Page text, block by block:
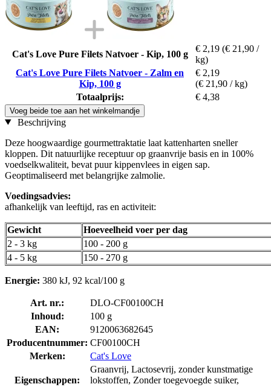
Cat's Love Pure Filets Natvoer - Kip, 100 g
€ 2,19 (€ 21,90 /
kg)
Cat's Love Pure Filets Natvoer - Zalm en
Kip, 100 g
€ 2,19
(€ 21,90 / kg)
Totaalprijs:
€ 4,38
Voeg beide toe aan het winkelmandje
Beschrijving
Deze hoogwaardige gourmettraktatie laat kattenharten sneller
kloppen. Dit natuurlijke receptuur op graanvrije basis en in 100%
voedselkwaliteit, bevat puur kippenvlees in eigen sap.
Geoptimaliseerd met belangrijke zalmolie.
Voedingsadvies:
afhankelijk van leeftijd, ras en activiteit:
Gewicht
Hoeveelheid voer per dag
2 - 3 kg
100 - 200 g
4 - 5 kg
150 - 270 g
Energie: 380 kJ, 92 kcal/100 g
Art. nr.:
DLO-CF00100CH
Inhoud:
100 g
EAN:
9120063682645
Producentnummer: CF00100CH
Merken:
Cat's Love
Eigenschappen:
Graanvrij, Lactosevrij, zonder kunstmatige
lokstoffen, Zonder toegevoegde suiker,